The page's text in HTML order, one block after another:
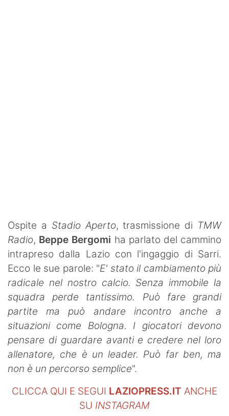
Contatti
Ospite a Stadio Aperto, trasmissione di TMW
Radio, Beppe Bergomi ha parlato del cammino
intrapreso dalla Lazio con l'ingaggio di Sarri.
Ecco le sue parole: "E' stato il cambiamento più
radicale nel nostro calcio. Senza immobile la
squadra perde tantissimo. Può fare grandi
partite ma può andare incontro anche a
situazioni come Bologna. I giocatori devono
pensare di guardare avanti e credere nel loro
allenatore, che è un leader. Può far ben, ma
non è un percorso semplice".
CLICCA QUI E SEGUI LAZIOPRESS.IT ANCHE
SU INSTAGRAM